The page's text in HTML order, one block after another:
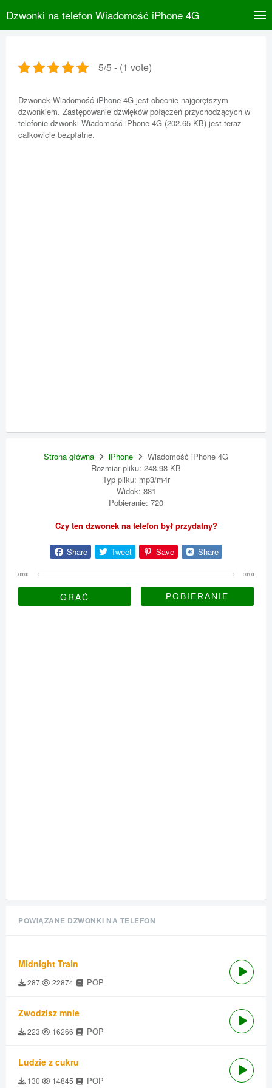
Dzwonki na telefon Wiadomość iPhone 4G
5/5 - (1 vote)
Dzwonek Wiadomość iPhone 4G jest obecnie najgorętszym
dzwonkiem. Zastępowanie dźwięków połączeń przychodzących w
telefonie dzwonki Wiadomość iPhone 4G (202.65 KB) jest teraz
całkowicie bezpłatne.
Strona główna iPhone
Wiadomość iPhone 4G
Rozmiar pliku: 248.98 KB
Typ pliku: mp3/m4r
Widok: 881
Pobieranie: 720
Czy ten dzwonek na telefon był przydatny?
Share Tweet Save Share
00:00 00:00
GRAĆ
POWIĄZANE DZWONKI NA TELEFON
Midnight Train
287 22874 POP
Zwodzisz mnie
223 16266 POP
Ludzie z cukru
130 14845 POP